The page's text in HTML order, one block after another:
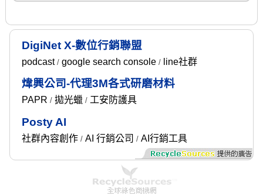
DigiNet X-數位行銷聯盟
podcast/ google search console/ line社群
煒興公司-代理3M各式研磨材料
PAPR / 拋光蠟 / 工安防護具
Posty AI
社群內容創作/ AI 行銷公司 / AI行銷工具